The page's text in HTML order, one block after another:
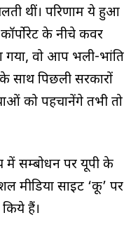
थीं। परिणाम ये हुआ
के नीचे कवर
गया, वो आप भली-भांति
साथ पिछली सरकारों
को पहचानेंगे तभी तो
में सम्बोधन पर यूपी के
मीडिया साइट ‘कू’ पर
हैं।